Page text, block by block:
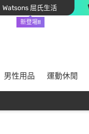
Watsons 屈氏生活
新登場!!
男性用品 運動休閒